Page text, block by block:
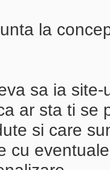
la
sa ia
ar sta ti se
si care
cu